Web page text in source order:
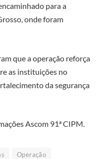
para a
onde foram
que a operação reforça
as instituições no
da segurança
Ascom 91ª CIPM.
Operação